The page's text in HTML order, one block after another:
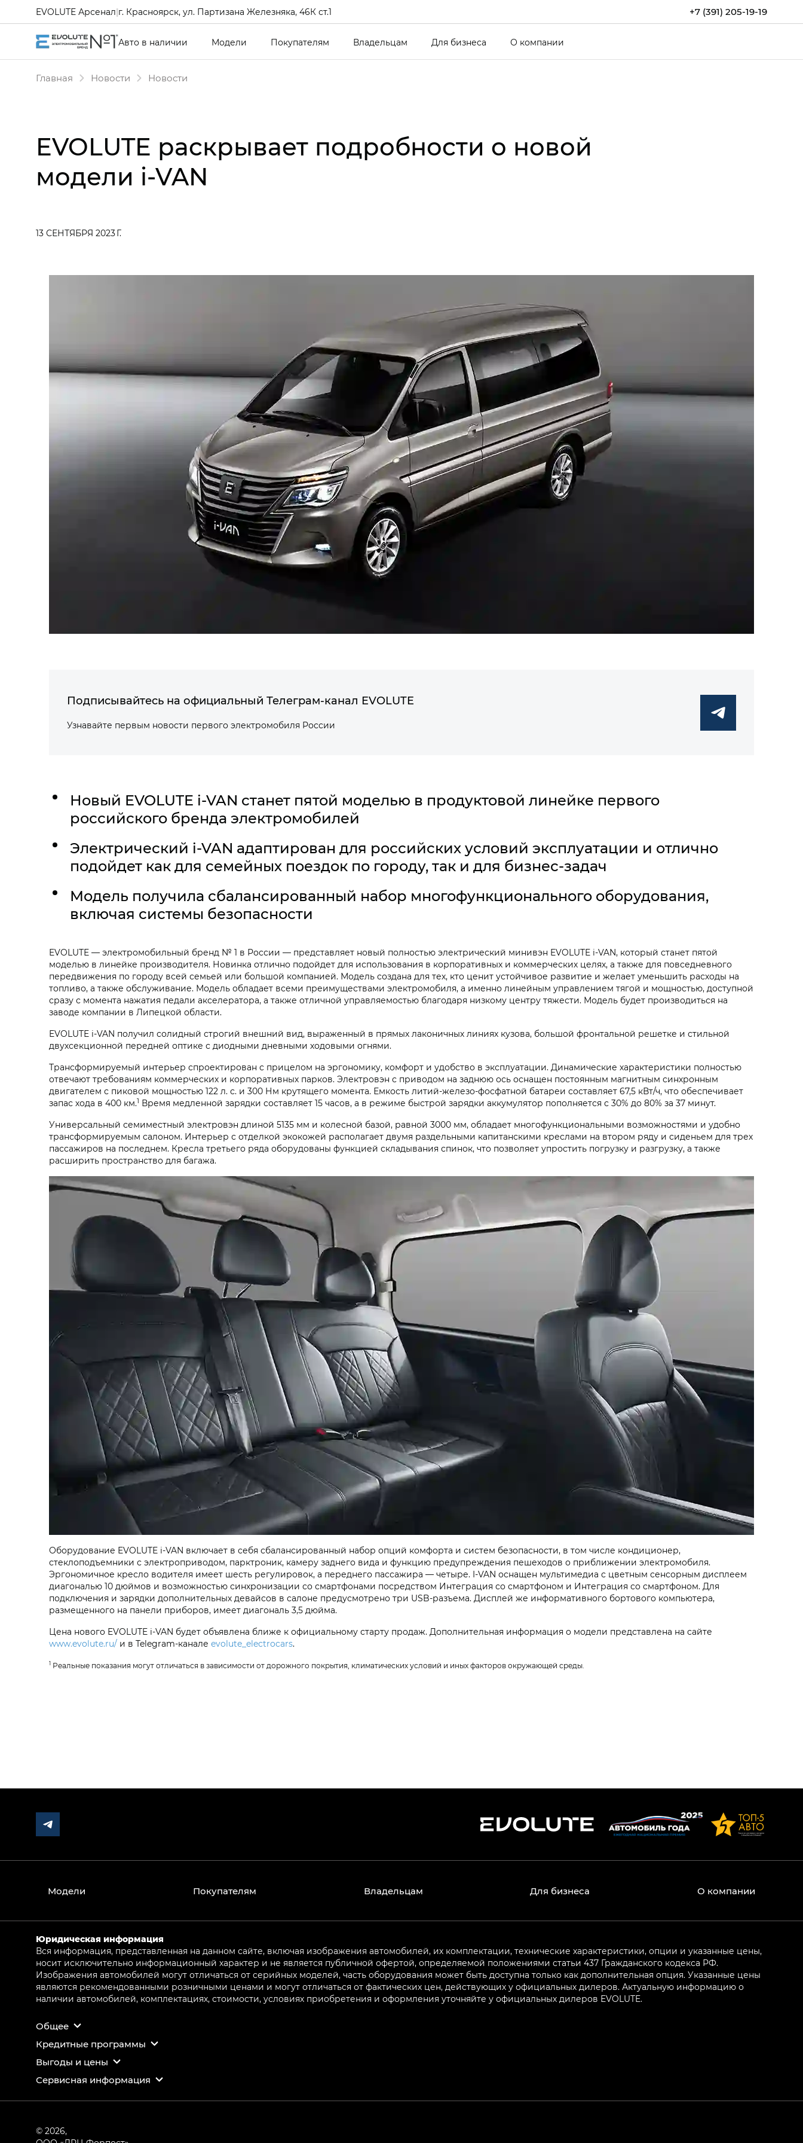
+7 (391) 205-19-19
EVOLUTE Арсенал|г. Красноярск, ул. Партизана Железняка, 46К ст.1
Авто в наличии Модели Покупателям Владельцам Для бизнеса О компании
Главная Новости Новости
EVOLUTE раскрывает подробности о новой
модели i‑VAN
13 СЕНТЯБРЯ 2023 Г.
Подписывайтесь на официальный Телеграм-канал EVOLUTE
Узнавайте первым новости первого электромобиля России
Новый EVOLUTE i‑VAN станет пятой моделью в продуктовой линейке первого
российского бренда электромобилей
Электрический i‑VAN адаптирован для российских условий эксплуатации и отлично
подойдет как для семейных поездок по городу, так и для бизнес-задач
Модель получила сбалансированный набор многофункционального оборудования,
включая системы безопасности
EVOLUTE — электромобильный бренд № 1 в России — представляет новый полностью электрический минивэн EVOLUTE i‑VAN, который станет пятой
моделью в линейке производителя. Новинка отлично подойдет для использования в корпоративных и коммерческих целях, а также для повседневного
передвижения по городу всей семьей или большой компанией. Модель создана для тех, кто ценит устойчивое развитие и желает уменьшить расходы на
топливо, а также обслуживание. Модель обладает всеми преимуществами электромобиля, а именно линейным управлением тягой и мощностью, доступной
сразу с момента нажатия педали акселератора, а также отличной управляемостью благодаря низкому центру тяжести. Модель будет производиться на
заводе компании в Липецкой области.
EVOLUTE i‑VAN получил солидный строгий внешний вид, выраженный в прямых лаконичных линиях кузова, большой фронтальной решетке и стильной
двухсекционной передней оптике с диодными дневными ходовыми огнями.
Трансформируемый интерьер спроектирован с прицелом на эргономику, комфорт и удобство в эксплуатации. Динамические характеристики полностью
отвечают требованиям коммерческих и корпоративных парков. Электровэн с приводом на заднюю ось оснащен постоянным магнитным синхронным
двигателем с пиковой мощностью 122 л. с. и 300 Нм крутящего момента. Емкость литий-железо-фосфатной батареи составляет 67,5 кВт/ч, что обеспечивает
запас хода в 400 км.1 Время медленной зарядки составляет 15 часов, а в режиме быстрой зарядки аккумулятор пополняется с 30% до 80% за 37 минут.
Универсальный семиместный электровэн длиной 5135 мм и колесной базой, равной 3000 мм, обладает многофункциональными возможностями и удобно
трансформируемым салоном. Интерьер с отделкой экокожей располагает двумя раздельными капитанскими креслами на втором ряду и сиденьем для трех
пассажиров на последнем. Кресла третьего ряда оборудованы функцией складывания спинок, что позволяет упростить погрузку и разгрузку, а также
расширить пространство для багажа.
Оборудование EVOLUTE i‑VAN включает в себя сбалансированный набор опций комфорта и систем безопасности, в том числе кондиционер,
стеклоподъемники с электроприводом, парктроник, камеру заднего вида и функцию предупреждения пешеходов о приближении электромобиля.
Эргономичное кресло водителя имеет шесть регулировок, а переднего пассажира — четыре. I-VAN оснащен мультимедиа с цветным сенсорным дисплеем
диагональю 10 дюймов и возможностью синхронизации со смартфонами посредством Интеграция со смартфоном и Интеграция со смартфоном. Для
подключения и зарядки дополнительных девайсов в салоне предусмотрено три USB-разъема. Дисплей же информативного бортового компьютера,
размещенного на панели приборов, имеет диагональ 3,5 дюйма.
Цена нового EVOLUTE i‑VAN будет объявлена ближе к официальному старту продаж. Дополнительная информация о модели представлена на сайте
www.evolute.ru/ и в Telegram-канале evolute_electrocars.
1 Реальные показания могут отличаться в зависимости от дорожного покрытия, климатических условий и иных факторов окружающей среды.
Модели Покупателям Владельцам Для бизнеса О компании
Юридическая информация
Вся информация, представленная на данном сайте, включая изображения автомобилей, их комплектации, технические характеристики, опции и указанные цены,
носит исключительно информационный характер и не является публичной офертой, определяемой положениями статьи 437 Гражданского кодекса РФ.
Изображения автомобилей могут отличаться от серийных моделей, часть оборудования может быть доступна только как дополнительная опция. Указанные цены
являются рекомендованными розничными ценами и могут отличаться от фактических цен, действующих у официальных дилеров. Актуальную информацию о
наличии автомобилей, комплектациях, стоимости, условиях приобретения и оформления уточняйте у официальных дилеров EVOLUTE.
Общее
Кредитные программы
Выгоды и цены
Сервисная информация
© 2026,